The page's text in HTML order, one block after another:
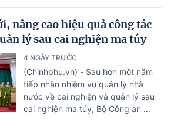
nâng cao hiệu quả công tác
lý sau cai nghiện ma túy
4 NGÀY TRƯỚC
(Chinhphu.vn) - Sau hơn một năm
tiếp nhận nhiệm vụ quản lý nhà
nước về cai nghiện và quản lý sau
cai nghiện ma túy, Bộ Công an ...